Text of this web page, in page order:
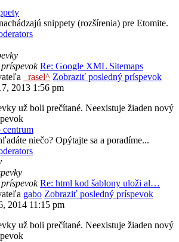
snippety (rozšírenia) pre Etomite.
Re: Google XML Sitemaps
_rasel^ Zobraziť posledný príspevok
2013 1:56 pm
centrum
niečo? Opýtajte sa a poradíme...
Re: html kod šablony uloži al…
gabo Zobraziť posledný príspevok
2014 11:15 pm